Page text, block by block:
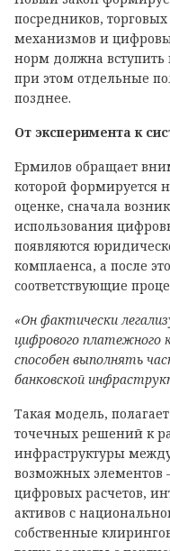
посредников,
механизмов и
норм должна вступить
при этом отдельные
позднее.
От эксперимента к
Ермилов обращает
которой формируется
оценке, сначала
использования
появляются
комплаенса, а после
соответствующие
«Он фактически
цифрового платежного
способен выполнять
банковской
Такая модель,
точечных решений к
инфраструктуры
возможных
цифровых расчетов,
активов с
собственные